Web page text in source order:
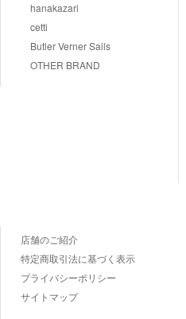
hanakazari
cetti
Butler Verner Sails
OTHER BRAND
店舗のご紹介
特定商取引法に基づく表示
プライバシーポリシー
サイトマップ